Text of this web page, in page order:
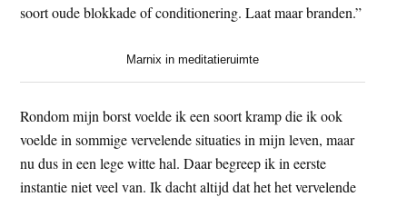
soort oude blokkade of conditionering. Laat maar branden.”
Marnix in meditatieruimte
Rondom mijn borst voelde ik een soort kramp die ik ook
voelde in sommige vervelende situaties in mijn leven, maar
nu dus in een lege witte hal. Daar begreep ik in eerste
instantie niet veel van. Ik dacht altijd dat het het vervelende